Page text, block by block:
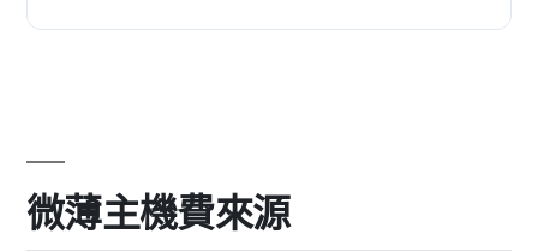
開發的，僅用於模板的動作鉤...
微薄主機費來源